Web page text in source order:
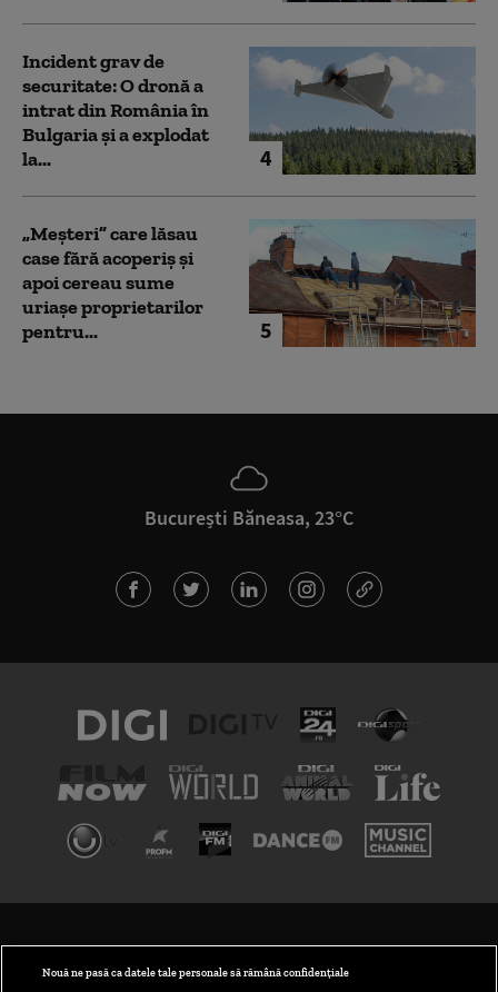
4
Incident grav de
securitate: O dronă a
intrat din România în
Bulgaria şi a explodat
la...
5
„Meșteri” care lăsau
case fără acoperiș și
apoi cereau sume
uriașe proprietarilor
pentru...
București Băneasa, 23°C
Nouă ne pasă ca datele tale personale să rămână confidențiale